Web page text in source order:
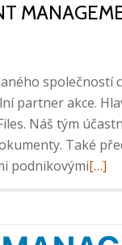
společností
partner akce.
Náš tým
Také
podnikovýmiRead
[…]